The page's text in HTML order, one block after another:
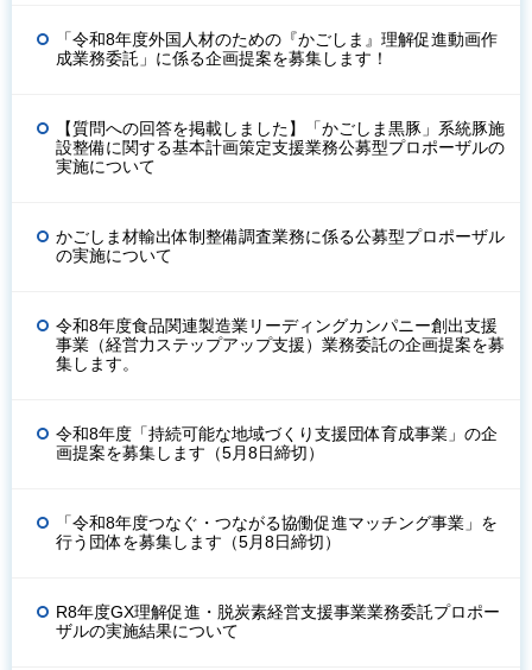
「令和8年度外国人材のための『かごしま』理解促進動画作
成業務委託」に係る企画提案を募集します！
【質問への回答を掲載しました】「かごしま黒豚」系統豚施
設整備に関する基本計画策定支援業務公募型プロポーザルの
実施について
かごしま材輸出体制整備調査業務に係る公募型プロポーザル
の実施について
令和8年度食品関連製造業リーディングカンパニー創出支援
事業（経営力ステップアップ支援）業務委託の企画提案を募
集します。
令和8年度「持続可能な地域づくり支援団体育成事業」の企
画提案を募集します（5月8日締切）
「令和8年度つなぐ・つながる協働促進マッチング事業」を
行う団体を募集します（5月8日締切）
R8年度GX理解促進・脱炭素経営支援事業業務委託プロポー
ザルの実施結果について